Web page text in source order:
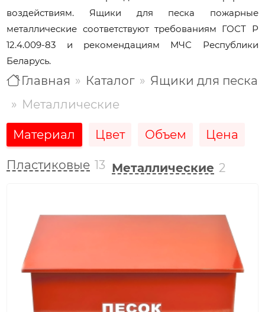
воздействиям. Ящики для песка пожарные
металлические соответствуют требованиям ГОСТ Р
12.4.009-83 и рекомендациям МЧС Республики
Беларусь.
Главная Каталог
Ящики для песка
Металлические
Материал Цвет Объем Цена
Пластиковые 13 Металлические 2